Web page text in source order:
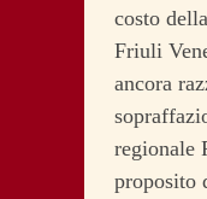
costo
Friuli
ancora
regionale
proposito